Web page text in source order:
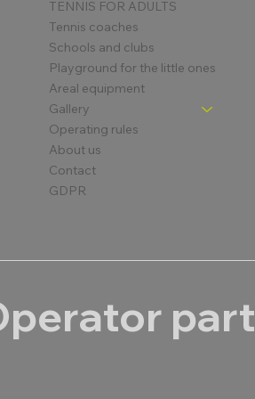
TENNIS FOR ADULTS
Tennis coaches
Schools and clubs
Playground for the little ones
Areal equipment
Gallery
Operating rules
About us
Contact
GDPR